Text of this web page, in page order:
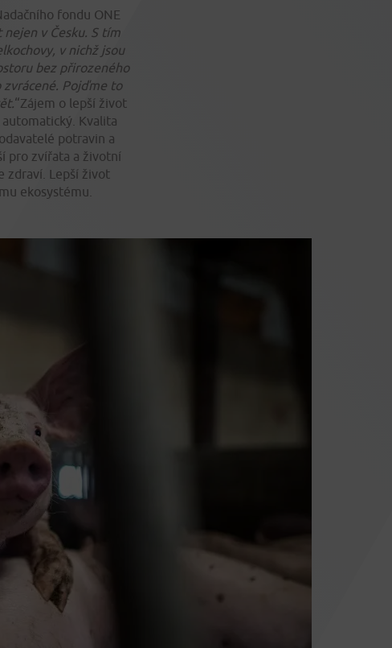
fondu ONE
v Česku. S tím
v nichž jsou
bez přirozeného
é. Pojďme to
“Zájem o lepší život
Kvalita
potravin a
pro zvířata a životní
zdraví. Lepší život
ekosystému.